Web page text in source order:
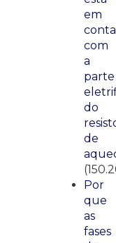
em
com
a
parte
do
de
Por
que
as
fases